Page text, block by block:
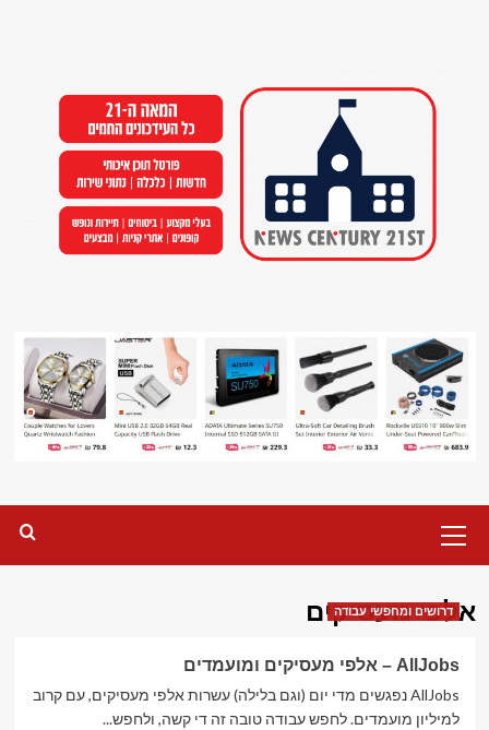
Menu
אלפי מעסיקים
דרושים ומחפשי עבודה
AllJobs – אלפי מעסיקים ומועמדים
AllJobs נפגשים מדי יום (וגם בלילה) עשרות אלפי מעסיקים, עם קרוב
למיליון מועמדים. לחפש עבודה טובה זה די קשה, ולחפש...